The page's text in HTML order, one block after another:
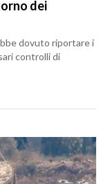
dei
dovuto riportare i
controlli di